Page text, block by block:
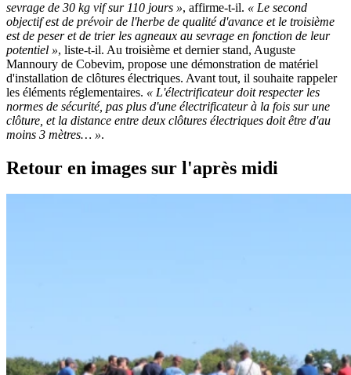
sevrage de 30 kg vif sur 110 jours », affirme-t-il. « Le second
objectif est de prévoir de l'herbe de qualité d'avance et le troisième
est de peser et de trier les agneaux au sevrage en fonction de leur
potentiel », liste-t-il. Au troisième et dernier stand, Auguste
Mannoury de Cobevim, propose une démonstration de matériel
d'installation de clôtures électriques. Avant tout, il souhaite rappeler
les éléments réglementaires. « L'électrificateur doit respecter les
normes de sécurité, pas plus d'une électrificateur à la fois sur une
clôture, et la distance entre deux clôtures électriques doit être d'au
moins 3 mètres… ».
Retour en images sur l'après midi